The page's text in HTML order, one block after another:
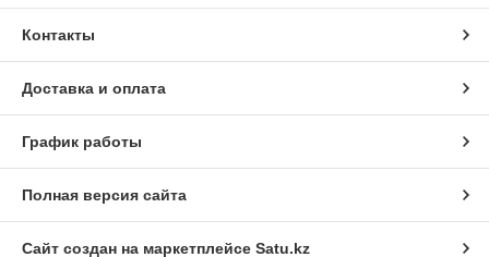
Контакты
Доставка и оплата
График работы
Полная версия сайта
Сайт создан на маркетплейсе Satu.kz